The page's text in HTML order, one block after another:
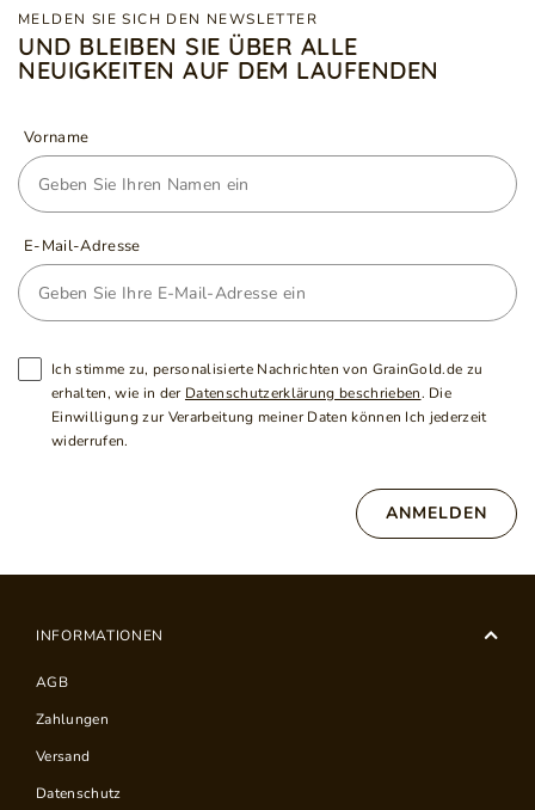
MELDEN SIE SICH DEN NEWSLETTER
UND BLEIBEN SIE ÜBER ALLE
NEUIGKEITEN AUF DEM LAUFENDEN
Vorname
E-Mail-Adresse
Ich stimme zu, personalisierte Nachrichten von GrainGold.de zu
erhalten, wie in der Datenschutzerklärung beschrieben. Die
Einwilligung zur Verarbeitung meiner Daten können Ich jederzeit
widerrufen.
ANMELDEN
INFORMATIONEN
AGB
Zahlungen
Versand
Datenschutz